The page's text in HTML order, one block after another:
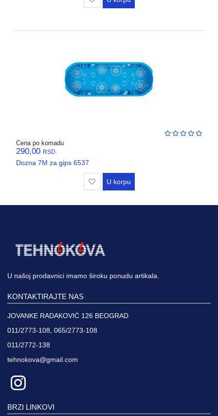
Cena po komadu
290,00 RSD.
Dozna 7M za gips 6537
U korpu
U našoj prodavnici imamo široku ponudu artikala.
KONTAKTIRAJTE NAS
JOVANKE RADAKOVIĆ 126 BEOGRAD
011/2773-108, 065/2773-108
011/2772-138
tehnokova@gmail.com
BRZI LINKOVI